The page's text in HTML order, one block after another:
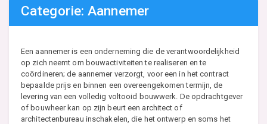
Categorie: Aannemer
Een aannemer is een onderneming die de verantwoordelijkheid
op zich neemt om bouwactiviteiten te realiseren en te
coördineren; de aannemer verzorgt, voor een in het contract
bepaalde prijs en binnen een overeengekomen termijn, de
levering van een volledig voltooid bouwwerk. De opdrachtgever
of bouwheer kan op zijn beurt een architect of
architectenbureau inschakelen, die het ontwerp en soms het